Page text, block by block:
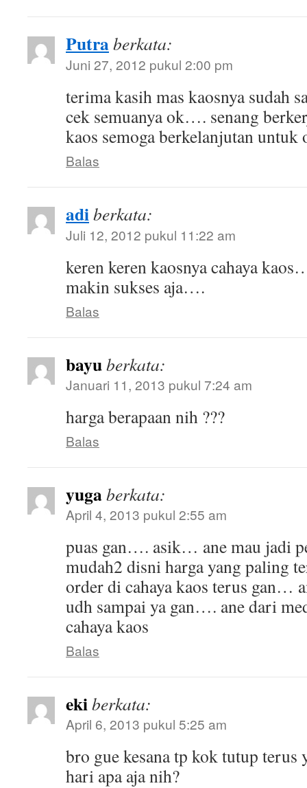
Putraberkata:
Juni 27, 2012 pukul 2:00 pm
terima kasih mas kaosnya sudah
cek semuanya ok…. senang
kaos semoga berkelanjutan untuk
Balas
adiberkata:
Juli 12, 2012 pukul 11:22 am
keren keren kaosnya cahaya
makin sukses aja….
Balas
bayuberkata:
Januari 11, 2013 pukul 7:24 am
harga berapaan nih ???
Balas
yugaberkata:
April 4, 2013 pukul 2:55 am
puas gan…. asik… ane mau jadi
mudah2 disni harga yang paling
order di cahaya kaos terus gan…
udh sampai ya gan…. ane dari
cahaya kaos
Balas
ekiberkata:
April 6, 2013 pukul 5:25 am
bro gue kesana tp kok tutup terus
hari apa aja nih?